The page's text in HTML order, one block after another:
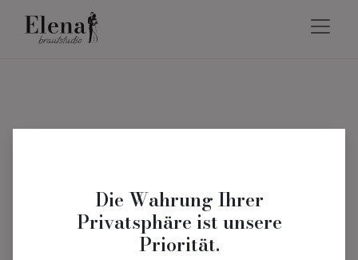
Die Wahrung Ihrer
Privatsphäre ist unsere
Priorität.